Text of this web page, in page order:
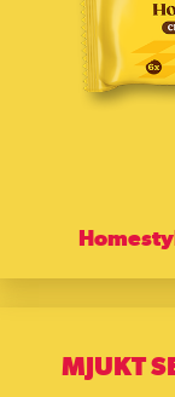
MJUKT